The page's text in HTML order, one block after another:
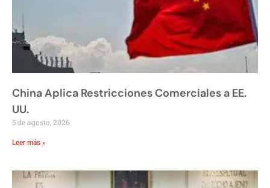
China Aplica Restricciones Comerciales a EE.
UU.
5 de agosto, 2026
Leer más »